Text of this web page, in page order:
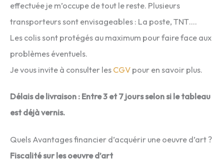
effectuée je m’occupe de tout le reste. Plusieurs
transporteurs sont envisageables : La poste, TNT….
Les colis sont protégés au maximum pour faire face aux
problèmes éventuels.
Je vous invite à consulter les CGV pour en savoir plus.
Délais de livraison : Entre 3 et 7 jours selon si le tableau
est déjà vernis.
Quels Avantages financier d’acquérir une oeuvre d’art ?
Fiscalité sur les oeuvre d’art